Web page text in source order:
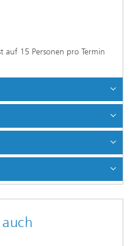
auf 15 Personen pro Termin